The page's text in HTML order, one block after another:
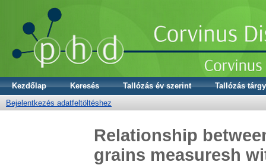
Kezdőlap Keresés Tallózás év szerint
Tallózás
Bejelentkezés adatfeltöltéshez
Relationship
grains measuresh